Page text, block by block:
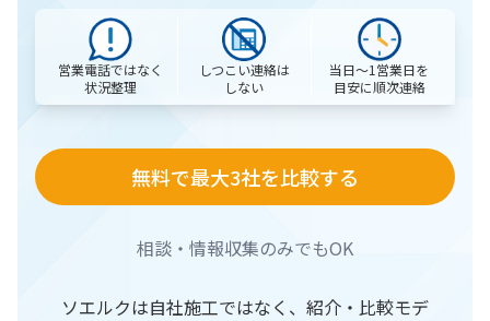
営業電話ではなく
状況整理
しつこい連絡は
しない
当日〜1営業日を
目安に順次連絡
無料で最大3社を比較する
相談・情報収集のみでもOK
ソエルクは自社施工ではなく、紹介・比較モデ